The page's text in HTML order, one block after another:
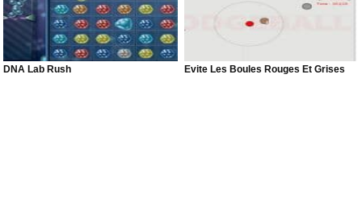
DNA Lab Rush Evite Les Boules Rouges Et Grises